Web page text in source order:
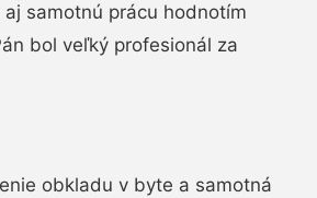
samotnú prácu hodnotím
bol veľký profesionál za
obkladu v byte a samotná